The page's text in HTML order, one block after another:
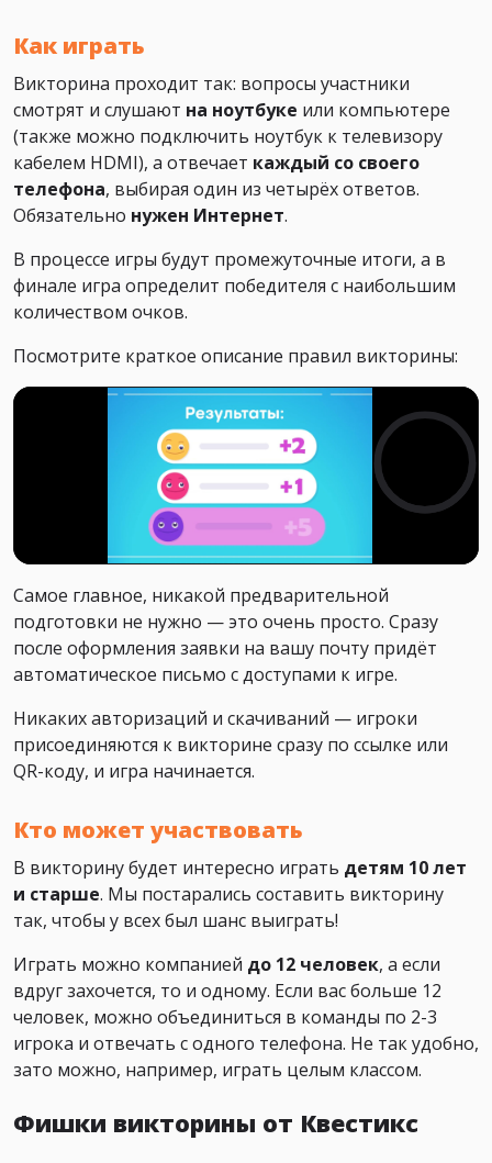
Как играть
Викторина проходит так: вопросы участники
смотрят и слушают на ноутбуке или компьютере
(также можно подключить ноутбук к телевизору
кабелем HDMI), а отвечает каждый со своего
телефона, выбирая один из четырёх ответов.
Обязательно нужен Интернет.
В процессе игры будут промежуточные итоги, а в
финале игра определит победителя с наибольшим
количеством очков.
Посмотрите краткое описание правил викторины:
Самое главное, никакой предварительной
подготовки не нужно — это очень просто. Сразу
после оформления заявки на вашу почту придёт
автоматическое письмо с доступами к игре.
Никаких авторизаций и скачиваний — игроки
присоединяются к викторине сразу по ссылке или
QR-коду, и игра начинается.
Кто может участвовать
В викторину будет интересно играть детям 10 лет
и старше. Мы постарались составить викторину
так, чтобы у всех был шанс выиграть!
Играть можно компанией до 12 человек, а если
вдруг захочется, то и одному. Если вас больше 12
человек, можно объединиться в команды по 2-3
игрока и отвечать с одного телефона. Не так удобно,
зато можно, например, играть целым классом.
Фишки викторины от Квестикс